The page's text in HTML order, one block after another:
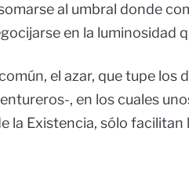
al umbral donde
en la luminosidad
el azar, que tupe los
, en los cuales
la Existencia, sólo facilitan